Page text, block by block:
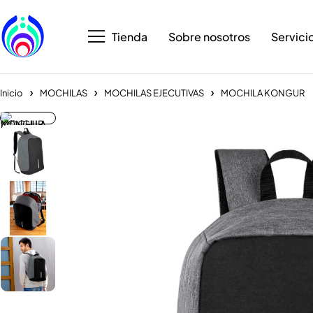
Tienda Sobre nosotros
Inicio MOCHILAS MOCHILAS EJECUTIVAS MOCHILA KONGUR